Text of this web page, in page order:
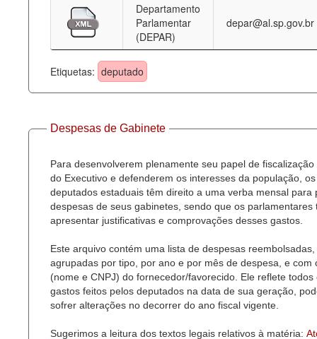
Deputados Estaduais
Administração
Legislação
Agenda
Perguntas frequentes
Departamento
Parlamentar
(DEPAR)
depar@al.sp.gov.br
Etiquetas: deputado
Despesas de Gabinete
Para desenvolverem plenamente seu papel de fiscalização
do Executivo e defenderem os interesses da população, os
deputados estaduais têm direito a uma verba mensal para
despesas de seus gabinetes, sendo que os parlamentares
apresentar justificativas e comprovações desses gastos.
Este arquivo contém uma lista de despesas reembolsadas,
agrupadas por tipo, por ano e por mês de despesa, e com
(nome e CNPJ) do fornecedor/favorecido. Ele reflete todos
gastos feitos pelos deputados na data de sua geração,
sofrer alterações no decorrer do ano fiscal vigente.
Sugerimos a leitura dos textos legais relativos à matéria: